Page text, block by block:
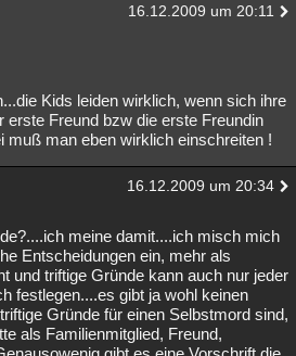
16.12.2009 um 20:11
Kids leiden wirklich, wenn sich ihre
erste Freund bzw die erste Freundin
muß man eben wirklich einschreiten !
16.12.2009 um 20:34
meine damit....ich misch mich
Entscheidungen ein, mehr als
und triftige Gründe kann auch nur jeder
festlegen....es gibt ja wohl keinen
Gründe für einen Selbstmord sind,
als Familienmitglied, Freund,